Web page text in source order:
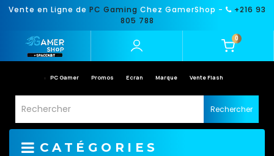
Vente en Ligne de PC Gaming Chez GamerShop -
+216 93
805 788
0
PC Gamer Promos Ecran Marque Vente Flash
Rechercher
CATÉGORIES